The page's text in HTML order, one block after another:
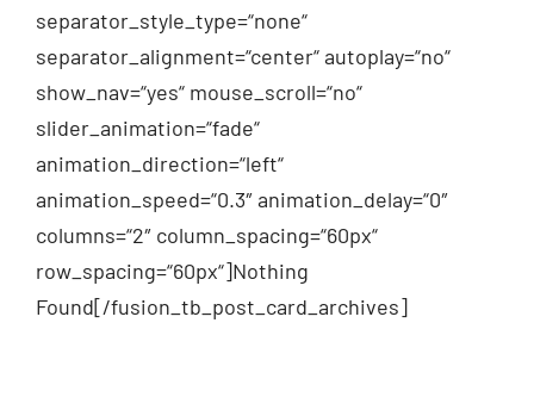
separator_style_type=“none“
separator_alignment=“center“ autoplay=“no“
show_nav=“yes“ mouse_scroll=“no“
slider_animation=“fade“
animation_direction=“left“
animation_speed=“0.3″ animation_delay=“0″
columns=“2″ column_spacing=“60px“
row_spacing=“60px“]Nothing
Found[/fusion_tb_post_card_archives]